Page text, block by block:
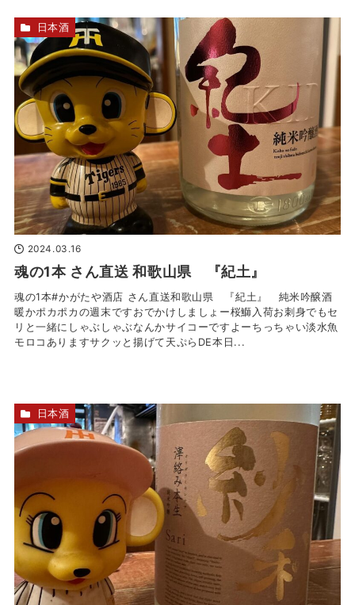
2024.03.16
魂の1本 さん直送 和歌山県 『紀土』
魂の1本#かがたや酒店 さん直送和歌山県 『紀土』 純米吟醸酒
暖かポカポカの週末です️おでかけしましょー桜鰤入荷お刺身でもセ
リと一緒にしゃぶしゃぶなんかサイコーですよーちっちゃい淡水魚
モロコありますサクッと揚げて天ぷらDE本日...
日本酒
日本酒